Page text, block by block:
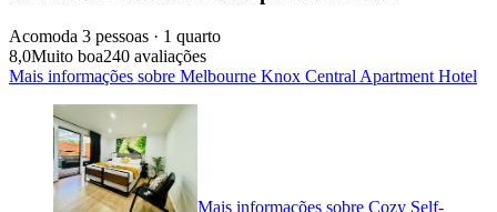
Acomoda 3 pessoas · 1 quarto
8,0Muito boa240 avaliações
Mais informações sobre Melbourne Knox Central Apartment Hotel
Mais informações sobre Cozy Self-